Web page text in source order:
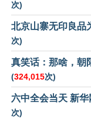
次)
北京山寨无印良品
次)
真笑话：那啥，
(324,015次)
六中全会当天 新
次)